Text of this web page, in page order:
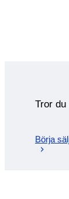
Tror
Börja